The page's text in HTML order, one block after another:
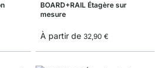
BOARD+RAIL Étagère sur
mesure
À partir de 32,90 €